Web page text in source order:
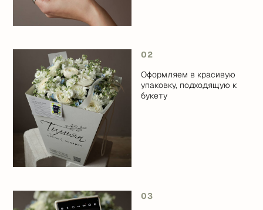
02
Оформляем в красивую
упаковку, подходящую к
букету
03